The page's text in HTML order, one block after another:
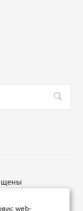
web-